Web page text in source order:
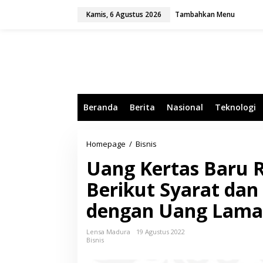
Kamis, 6 Agustus 2026 Tambahkan Menu
Beranda Berita Nasional Teknologi
Homepage / Bisnis
n
g
K
e
a
Uang Kertas Baru
Berikut Syarat
dengan Uang Lama
Lensa Madura
19 Agustus 2022
Bisnis